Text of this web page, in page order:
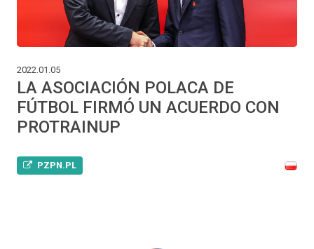
2022.01.05
LA ASOCIACIÓN POLACA DE
FÚTBOL FIRMÓ UN ACUERDO CON
PROTRAINUP
PZPN.PL